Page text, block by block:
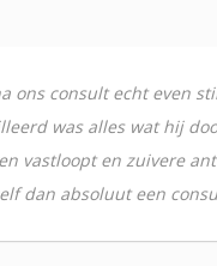
ons consult echt even
was alles wat hij
vastloopt en zuivere
dan absoluut een